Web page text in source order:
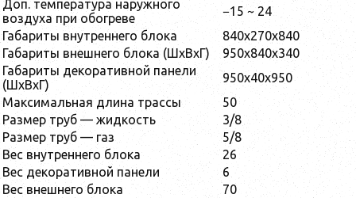
Доп. температура наружного
воздуха при обогреве
−15 ~ 24
Габариты внутреннего блока
840x270x840
Габариты внешнего блока (ШxВxГ)
950x840x340
Габариты декоративной панели
(ШxВxГ)
950x40x950
Максимальная длина трассы
50
Размер труб — жидкость
3/8
Размер труб — газ
5/8
Вес внутреннего блока
26
Вес декоративной панели
6
Вес внешнего блока
70